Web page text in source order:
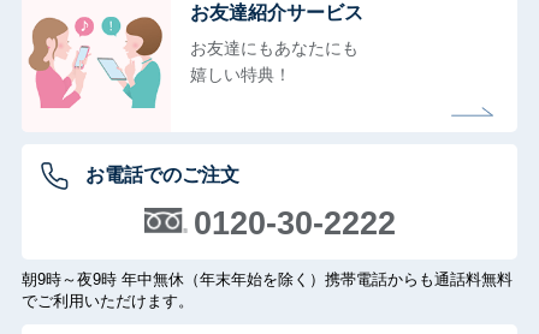
お友達紹介サービス
お友達にもあなたにも
嬉しい特典！
お電話でのご注文
0120-30-2222
朝9時～夜9時 年中無休（年末年始を除く）携帯電話からも通話料無料
でご利用いただけます。